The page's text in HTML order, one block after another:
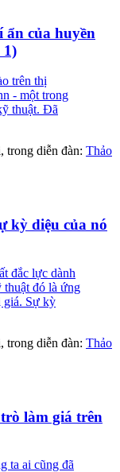
ẩn của huyền
1)
trên thị
- một trong
thuật. Đã
trong diễn đàn: Thảo
kỳ diệu của nó
đắc lực dành
thuật đó là ứng
giá. Sự kỳ
trong diễn đàn: Thảo
làm giá trên
ta ai cũng đã